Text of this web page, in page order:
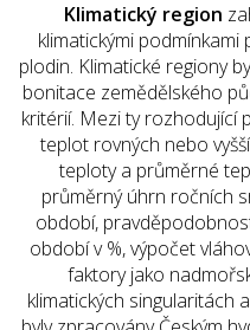
Klimatický region
klimatickými
plodin. Klimatické regiony
bonitace zemědělského
kritérií. Mezi ty rozhodující
teplot rovných nebo
teploty a průměrné
průměrný úhrn ročních
období,
období v %, výpočet
faktory jako
klimatických singularitách